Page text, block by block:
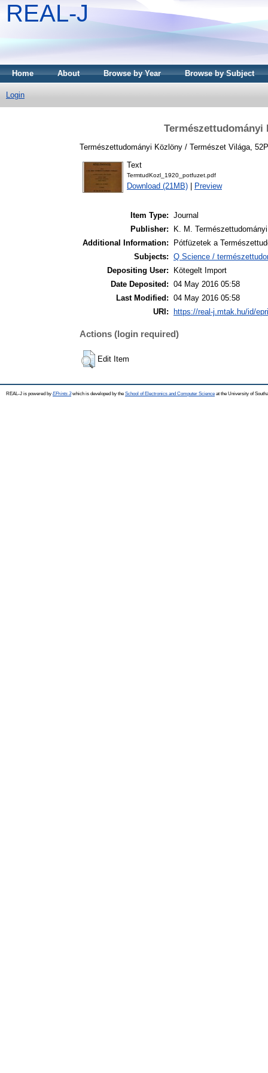
REAL-J
Home About Browse by Year Browse by Subject
Login
Természettudományi
Természettudományi Közlöny / Természet Világa,
Text
TermtudKozl_1920_potfuzet.pdf
Download (21MB) Preview
Item Type: Journal
Publisher:
K. M.
Additional Information:
Pótfüzetek a
Subjects: Q Science /
Depositing User:
Kötegelt Import
Date Deposited: 04 May 2016 05:58
Last Modified: 04 May 2016 05:58
URI:
https://real-j.mtak.hu/id/
Actions (login required)
Edit Item
REAL-J is powered by EPrints 3which is developed by the School of Electronics and Computer Science at the University of